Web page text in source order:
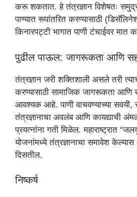
करू शकतात. हे तंत्रज्ञान विशेषतः
पाण्यात रूपांतरित करण्यासाठी
किनारपट्टी भागात पाणी टंचाईवर
पुढील पाऊल: जागरूकता आणि
तंत्रज्ञान जरी शक्तिशाली असले तरी
करण्यासाठी सामाजिक जागरूकता आणि
आवश्यक आहे. पाणी वाचवण्याच्या सवयी,
तंत्रज्ञानाचा अवलंब आणि कायद्याची
प्रयत्नांना गती मिळेल. महाराष्ट्रात
योजनांमध्ये तंत्रज्ञानाचा समावेश
दिसतील.
निष्कर्ष